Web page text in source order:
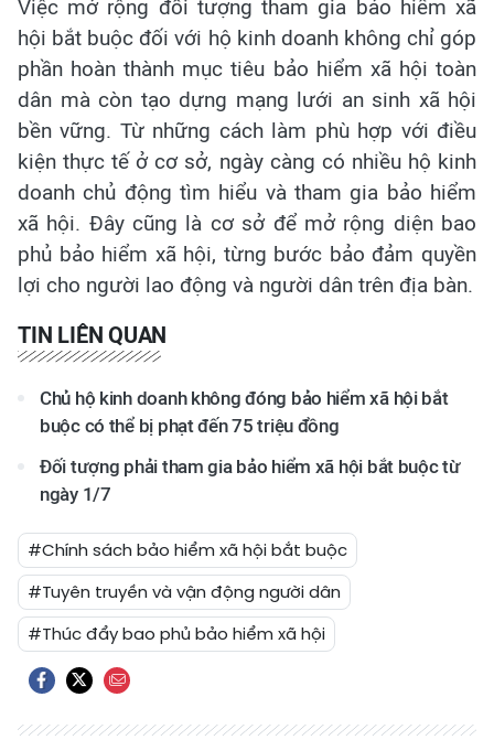
Việc mở rộng đối tượng tham gia bảo hiểm xã
hội bắt buộc đối với hộ kinh doanh không chỉ góp
phần hoàn thành mục tiêu bảo hiểm xã hội toàn
dân mà còn tạo dựng mạng lưới an sinh xã hội
bền vững. Từ những cách làm phù hợp với điều
kiện thực tế ở cơ sở, ngày càng có nhiều hộ kinh
doanh chủ động tìm hiểu và tham gia bảo hiểm
xã hội. Đây cũng là cơ sở để mở rộng diện bao
phủ bảo hiểm xã hội, từng bước bảo đảm quyền
lợi cho người lao động và người dân trên địa bàn.
TIN LIÊN QUAN
Chủ hộ kinh doanh không đóng bảo hiểm xã hội bắt
buộc có thể bị phạt đến 75 triệu đồng
Đối tượng phải tham gia bảo hiểm xã hội bắt buộc từ
ngày 1/7
#Chính sách bảo hiểm xã hội bắt buộc
#Tuyên truyền và vận động người dân
#Thúc đẩy bao phủ bảo hiểm xã hội